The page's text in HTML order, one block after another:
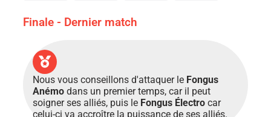
Finale - Dernier match
Nous vous conseillons d'attaquer le Fongus
Anémo dans un premier temps, car il peut
soigner ses alliés, puis le Fongus Électro car
celui-ci va accroître la puissance de ses alliés.